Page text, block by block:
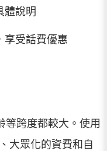
體說明
享受話費優惠
等跨度都較大。使用
大眾化的資費和自